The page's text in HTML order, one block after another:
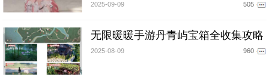
2025-09-09 505
无限暖暖手游丹青屿宝箱全收集攻略
2025-08-09 960